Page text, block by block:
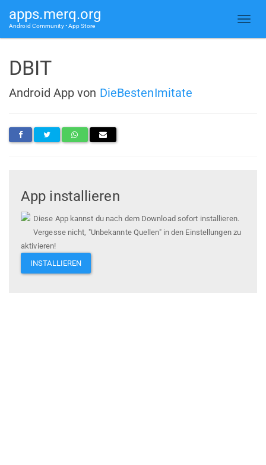
apps.merq.org
Android Community • App Store
DBIT
Android App von DieBestenImitate
App installieren
Diese App kannst du nach dem Download sofort installieren.
Vergesse nicht, "Unbekannte Quellen" in den Einstellungen zu
aktivieren!
INSTALLIEREN